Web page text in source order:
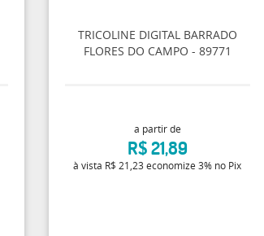
TRICOLINE DIGITAL BARRADO
FLORES DO CAMPO - 89771
a partir de
R$ 21,89
à vista R$ 21,23 economize3% no Pix